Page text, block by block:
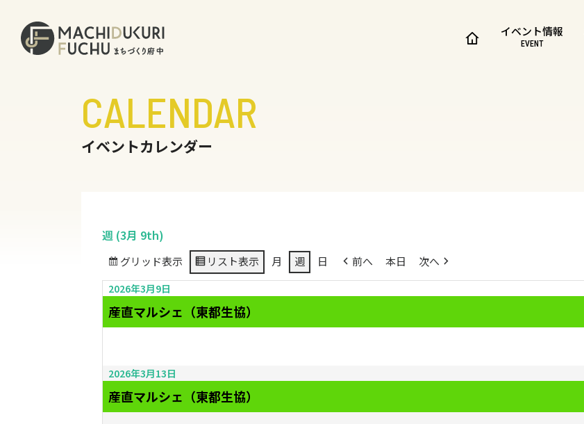
イベント情報
EVENT
CALENDAR
イベントカレンダー
週 (3月 9th)
グリッド表示 リスト表示 月 週 日 前へ 本日 次へ
2026年3月9日
産直マルシェ（東都生協）
2026年3月13日
産直マルシェ（東都生協）